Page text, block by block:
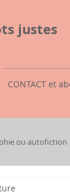
justes
CONTACT et
ou autofiction